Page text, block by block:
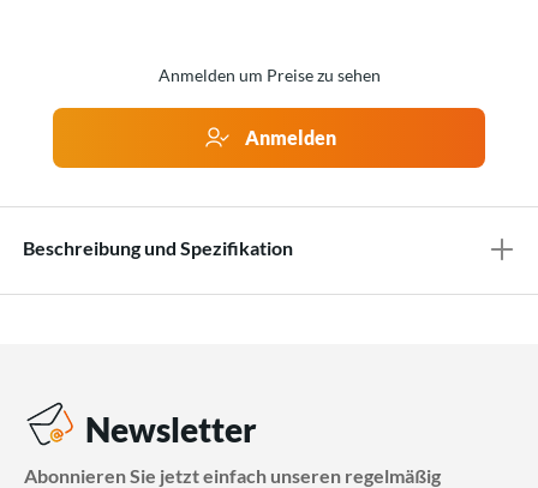
Anmelden um Preise zu sehen
Anmelden
Beschreibung und Spezifikation
Newsletter
Abonnieren Sie jetzt einfach unseren regelmäßig